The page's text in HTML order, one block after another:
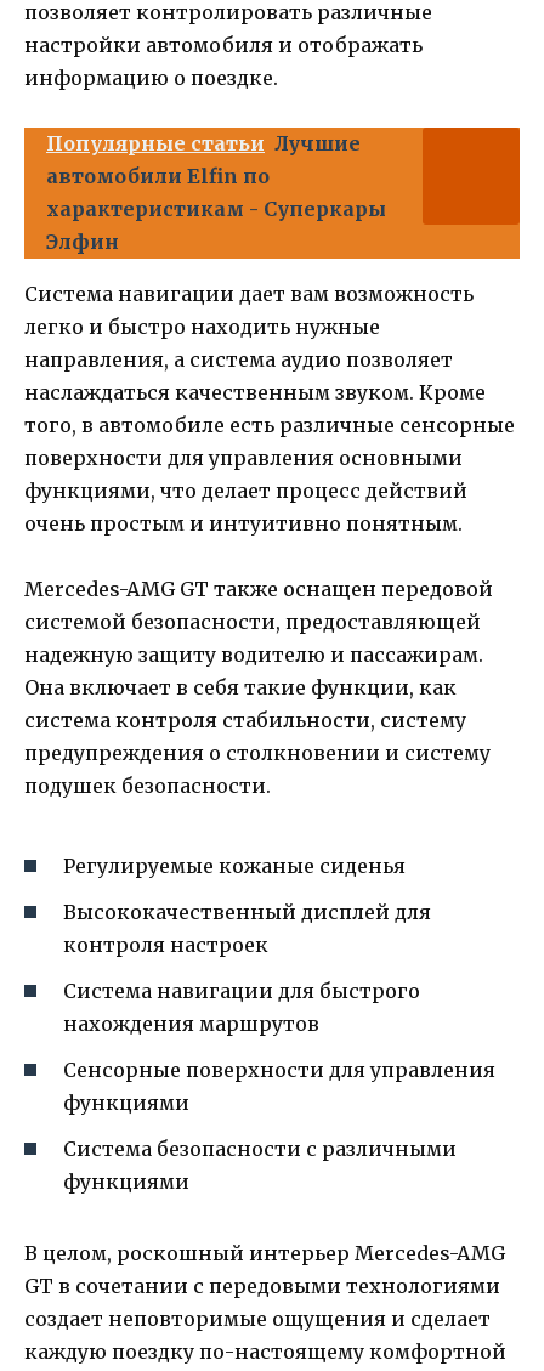
позволяет контролировать различные
настройки автомобиля и отображать
информацию о поездке.
Популярные статьи Лучшие
автомобили Elfin по
характеристикам - Суперкары
Элфин
Система навигации дает вам возможность
легко и быстро находить нужные
направления, а система аудио позволяет
наслаждаться качественным звуком. Кроме
того, в автомобиле есть различные сенсорные
поверхности для управления основными
функциями, что делает процесс действий
очень простым и интуитивно понятным.
Mercedes-AMG GT также оснащен передовой
системой безопасности, предоставляющей
надежную защиту водителю и пассажирам.
Она включает в себя такие функции, как
система контроля стабильности, систему
предупреждения о столкновении и систему
подушек безопасности.
Регулируемые кожаные сиденья
Высококачественный дисплей для
контроля настроек
Система навигации для быстрого
нахождения маршрутов
Сенсорные поверхности для управления
функциями
Система безопасности с различными
функциями
В целом, роскошный интерьер Mercedes-AMG
GT в сочетании с передовыми технологиями
создает неповторимые ощущения и сделает
каждую поездку по-настоящему комфортной